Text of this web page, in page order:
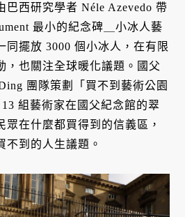
巴西研究學者 Néle Azevedo 帶
最小的紀念碑＿小冰人藝
同擺放 3000 個小冰人，在有限
，也關注全球暖化議題。國父
團隊策劃「買不到藝術公園
組藝術家在國父紀念館的翠
眾在什麼都買得到的信義區，
不到的人生議題。